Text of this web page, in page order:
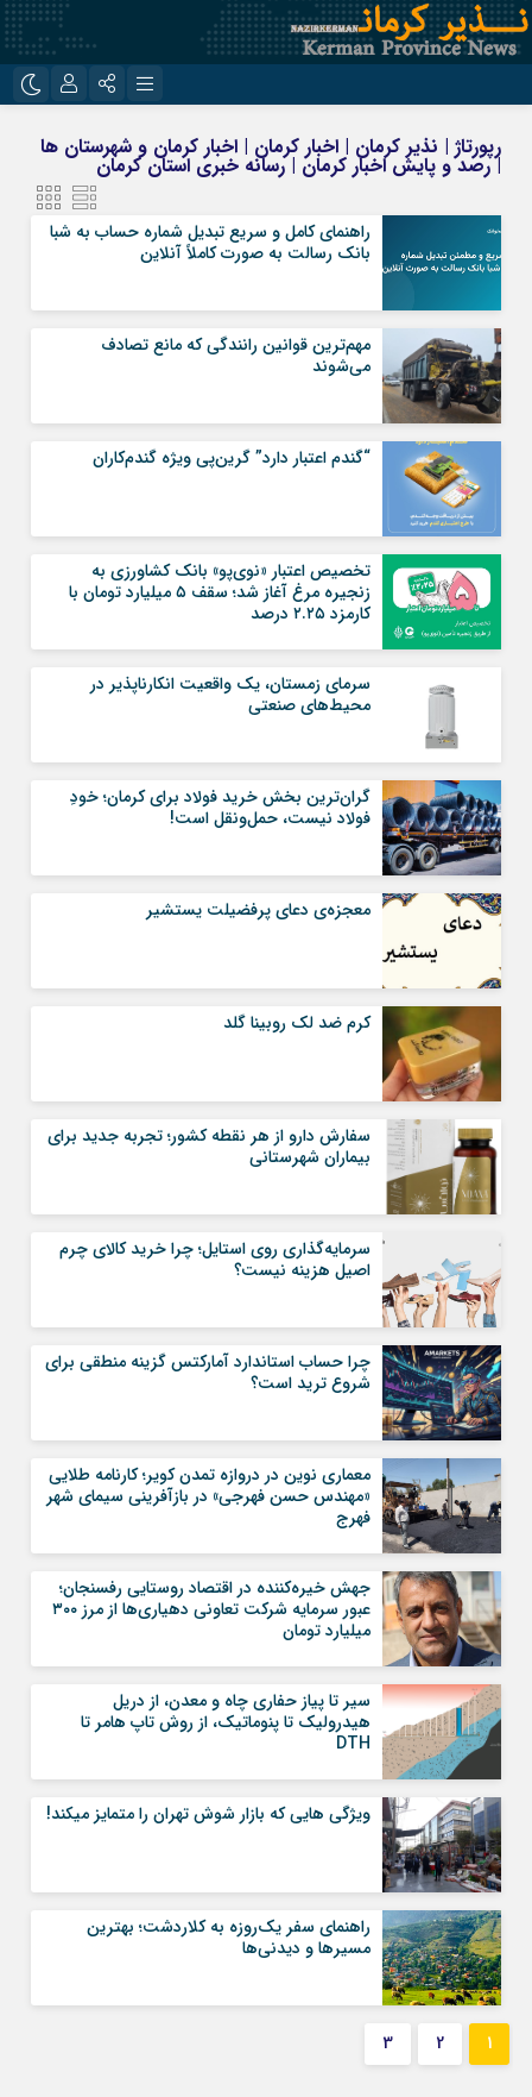
روبیکا
ایتا
رمز عبور
مرا به خاطر بسپار
رپورتاژ | نذیر کرمان | اخبار کرمان | اخبار کرمان و شهرستان ها
| رصد و پایش اخبار کرمان | رسانه خبری استان کرمان
راهنمای کامل و سریع تبدیل شماره حساب به شبا
بانک رسالت به صورت کاملاً آنلاین
مهم‌ترین قوانین رانندگی که مانع تصادف
می‌شوند
“گندم اعتبار دارد” گرین‌پی ویژه گندم‌کاران
تخصیص اعتبار «نوی‌پو» بانک کشاورزی به
زنجیره مرغ آغاز شد؛ سقف ۵ میلیارد تومان با
کارمزد ۲.۲۵ درصد
سرمای زمستان، یک واقعیت انکارناپذیر در
محیط‌های صنعتی
گران‌ترین بخش خرید فولاد برای کرمان؛ خودِ
فولاد نیست، حمل‌ونقل است!
معجزه‌ی دعای پرفضیلت یستشیر
کرم ضد لک روبینا گلد
سفارش دارو از هر نقطه کشور؛ تجربه جدید برای
بیماران شهرستانی
سرمایه‌گذاری روی استایل؛ چرا خرید کالای چرم
اصیل هزینه نیست؟
چرا حساب استاندارد آمارکتس گزینه منطقی برای
شروع ترید است؟
معماری نوین در دروازه تمدن کویر؛ کارنامه طلایی
«مهندس حسن فهرجی» در بازآفرینی سیمای شهر
فهرج
جهش خیره‌کننده در اقتصاد روستایی رفسنجان؛
عبور سرمایه شرکت تعاونی دهیاری‌ها از مرز ۳۰۰
میلیارد تومان
سیر تا پیاز حفاری چاه و معدن، از دریل
هیدرولیک تا پنوماتیک، از روش تاپ هامر تا
DTH
ویژگی هایی که بازار شوش تهران را متمایز میکند!
راهنمای سفر یک‌روزه به کلاردشت؛ بهترین
مسیرها و دیدنی‌ها
1
2
3